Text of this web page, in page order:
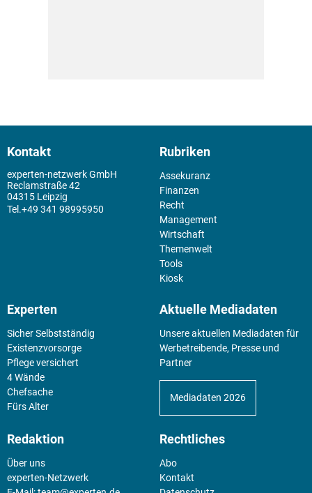
Kontakt
experten-netzwerk GmbH
Reclamstraße 42
04315 Leipzig
+49 341 98995950
Rubriken
Assekuranz
Finanzen
Recht
Management
Wirtschaft
Themenwelt
Tools
Kiosk
Experten
Sicher Selbstständig
Existenz­vorsorge
Pflege versichert
4 Wände
Chefsache
Fürs Alter
Aktuelle Mediadaten
Unsere aktuellen Mediadaten für
Werbetreibende, Presse und
Partner
Mediadaten 2026
Redaktion
Über uns
experten-Netzwerk
Rechtliches
Abo
Kontakt